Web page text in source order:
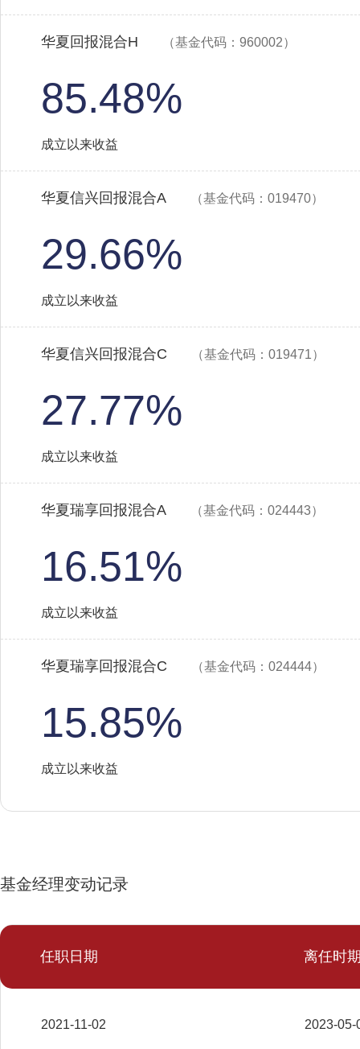
华夏回报混合H （基金代码：960002）
85.48%
成立以来收益
华夏信兴回报混合A （基金代码：019470）
29.66%
成立以来收益
华夏信兴回报混合C （基金代码：019471）
27.77%
成立以来收益
华夏瑞享回报混合A （基金代码：024443）
16.51%
成立以来收益
华夏瑞享回报混合C （基金代码：024444）
15.85%
成立以来收益
基金经理变动记录
任职日期 离任时
2021-11-02 2023-05-